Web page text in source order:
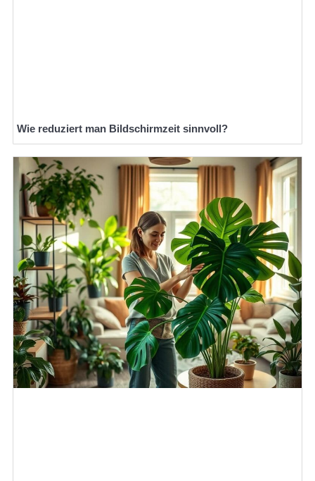
Wie reduziert man Bildschirmzeit sinnvoll?